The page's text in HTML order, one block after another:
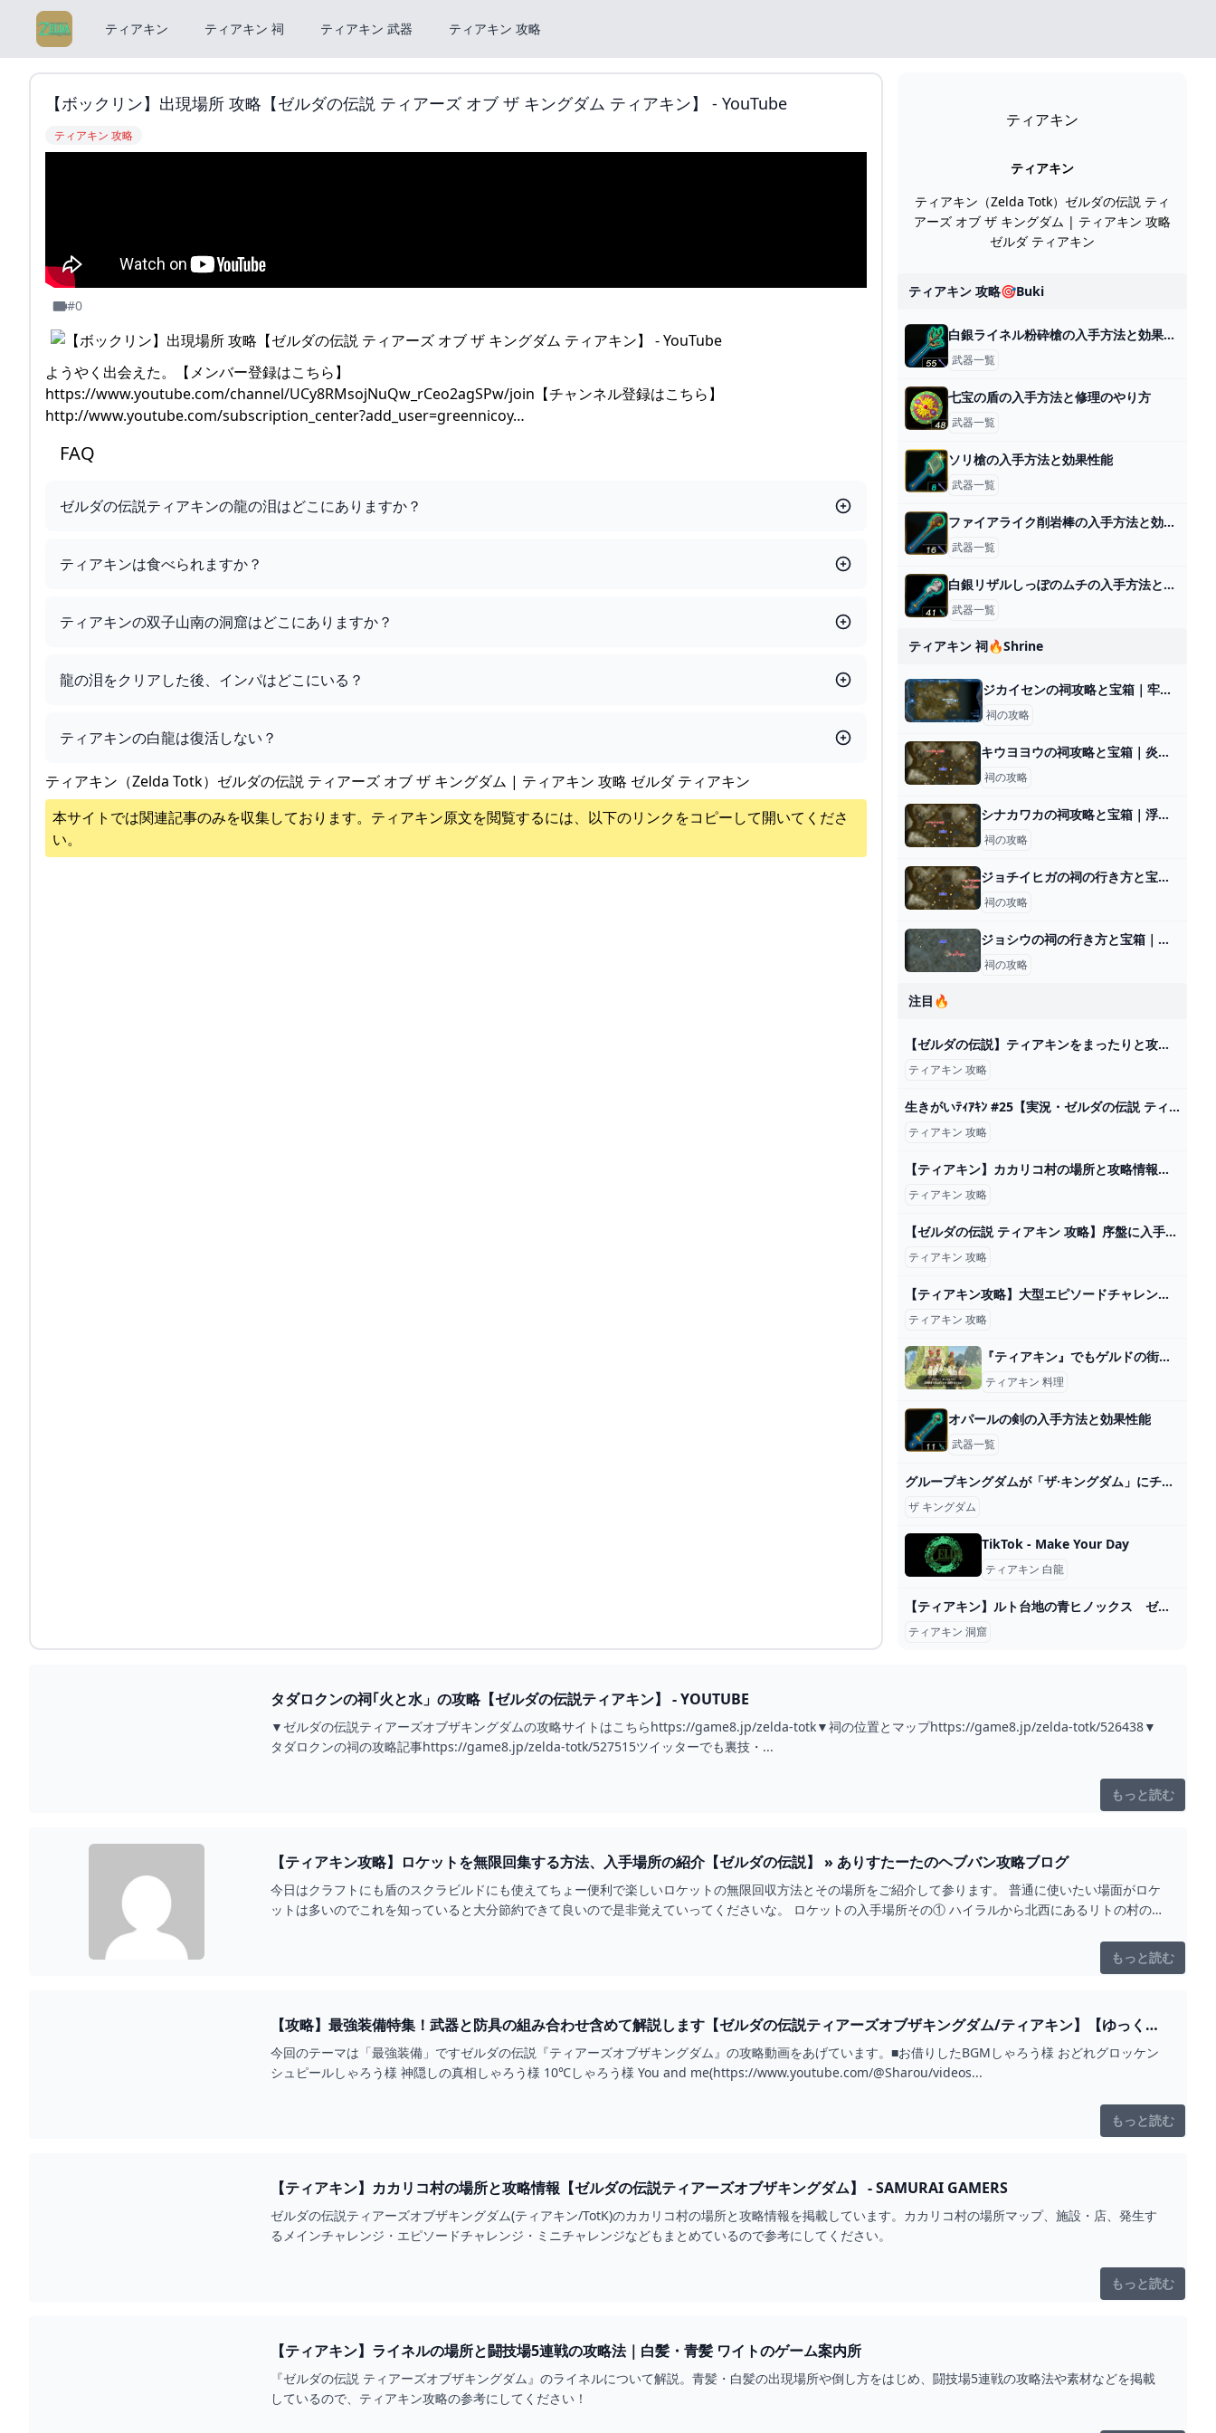
ティアキン ティアキン 祠 ティアキン 武器 ティアキン 攻略
【ボックリン】出現場所 攻略【ゼルダの伝説 ティアーズ オブ ザ キングダム ティアキン】 - YouTube
ティアキン 攻略
#0
ようやく出会えた。【メンバー登録はこちら】
https://www.youtube.com/channel/UCy8RMsojNuQw_rCeo2agSPw/join【チャンネル登録はこちら】
http://www.youtube.com/subscription_center?add_user=greennicoy…
FAQ
ゼルダの伝説ティアキンの龍の泪はどこにありますか？
ティアキンは食べられますか？
ティアキンの双子山南の洞窟はどこにありますか？
龍の泪をクリアした後、インパはどこにいる？
ティアキンの白龍は復活しない？
ティアキン（Zelda Totk）ゼルダの伝説 ティアーズ オブ ザ キングダム | ティアキン 攻略 ゼルダ ティアキン
本サイトでは関連記事のみを収集しております。 ティアキン原文を閲覧するには、以下のリンクをコピーして開いてくださ
い。
ティアキン
ティアキン
ティアキン（Zelda Totk）ゼルダの伝説 ティ
アーズ オブ ザ キングダム | ティアキン 攻略
ゼルダ ティアキン
ティアキン 攻略🎯buki
白銀ライネル粉砕槍の入手方法と効果性能
武器一覧
七宝の盾の入手方法と修理のやり方
武器一覧
ソリ槍の入手方法と効果性能
武器一覧
ファイアライク削岩棒の入手方法と効果性能
武器一覧
白銀リザルしっぽのムチの入手方法と効果性能
武器一覧
ティアキン 祠🔥shrine
ジカイセンの祠攻略と宝箱｜牢獄の抜け道
祠の攻略
キウヨヨウの祠攻略と宝箱｜炎を遮るもの
祠の攻略
シナカワカの祠攻略と宝箱｜浮き上がるもの
祠の攻略
ジョチイヒガの祠の行き方と宝箱｜ラウルの祝福
祠の攻略
ジョシウの祠の行き方と宝箱｜ラウルの祝福
祠の攻略
注目🔥
【ゼルダの伝説】ティアキンをまったりと攻略していくライブ #2【ティアーズオブザキングダム】 - YouTube
ティアキン 攻略
生きがいﾃｨｱｷﾝ #25【実況・ゼルダの伝説 ティアーズオブザキングダム】 - YouTube
ティアキン 攻略
【ティアキン】カカリコ村の場所と攻略情報【ゼルダの伝説ティアーズオブザキングダム】 - SAMURAI GAMERS
ティアキン 攻略
【ゼルダの伝説 ティアキン 攻略】序盤に入手大作戦 夢見の勇者装備セットの入手法 【ティアーズオブザキングダム】 - YouTube
ティアキン 攻略
【ティアキン攻略】大型エピソードチャレンジ。古代からのメッセージ。これはなかなか大変でした。【ゼルダの伝説 ティアーズ オブ ザ キングダム】 - YouTube
ティアキン 攻略
『ティアキン』でもゲルドの街に“壮大なドラマ”が隠れているに違いない
ティアキン 料理
オパールの剣の入手方法と効果性能
武器一覧
グループキングダムが「ザ·キングダム」にチーム名を変更する。所属事務所GFエンターテインメントは4日午後、公式立場を出し「キングダム(KINGDOM)の公式名称がザ·キングダム(The KingDom.. - MK
ザ キングダム
TikTok - Make Your Day
ティアキン 白龍
【ティアキン】ルト台地の青ヒノックス ゼルダの伝説ティアーズ オブ ザ キングダム #ゼルダの伝説 #ティアキン #zelda - YouTube
ティアキン 洞窟
タダロクンの祠｢火と水」の攻略【ゼルダの伝説ティアキン】 - YOUTUBE
▼ゼルダの伝説ティアーズオブザキングダムの攻略サイトはこちらhttps://game8.jp/zelda-totk▼祠の位置とマップhttps://game8.jp/zelda-totk/526438▼
タダロクンの祠の攻略記事https://game8.jp/zelda-totk/527515ツイッターでも裏技・...
もっと読む
【ティアキン攻略】ロケットを無限回集する方法、入手場所の紹介【ゼルダの伝説】 » ありすたーたのヘブバン攻略ブログ
今日はクラフトにも盾のスクラビルドにも使えてちょー便利で楽しいロケットの無限回収方法とその場所をご紹介して参ります。 普通に使いたい場面がロケ
ットは多いのでこれを知っていると大分節約できて良いので是非覚えていってくださいな。 ロケットの入手場所その① ハイラルから北西にあるリトの村の
もっと読む
【攻略】最強装備特集！武器と防具の組み合わせ含めて解説します【ゼルダの伝説ティアーズオブザキングダム/ティアキン】【ゆっくり
解説】 - YOUTUBE
今回のテーマは「最強装備」ですゼルダの伝説『ティアーズオブザキングダム』の攻略動画をあげています。■お借りしたBGMしゃろう様 おどれグロッケン
シュピールしゃろう様 神隠しの真相しゃろう様 10℃しゃろう様 You and me(https://www.youtube.com/@Sharou/videos...
もっと読む
【ティアキン】カカリコ村の場所と攻略情報【ゼルダの伝説ティアーズオブザキングダム】 - SAMURAI GAMERS
ゼルダの伝説ティアーズオブザキングダム(ティアキン/TotK)のカカリコ村の場所と攻略情報を掲載しています。カカリコ村の場所マップ、施設・店、発生す
るメインチャレンジ・エピソードチャレンジ・ミニチャレンジなどもまとめているので参考にしてください。
もっと読む
【ティアキン】ライネルの場所と闘技場5連戦の攻略法｜白髪・青髪 ワイトのゲーム案内所
『ゼルダの伝説 ティアーズオブザキングダム』のライネルについて解説。青髪・白髪の出現場所や倒し方をはじめ、闘技場5連戦の攻略法や素材などを掲載
しているので、ティアキン攻略の参考にしてください！